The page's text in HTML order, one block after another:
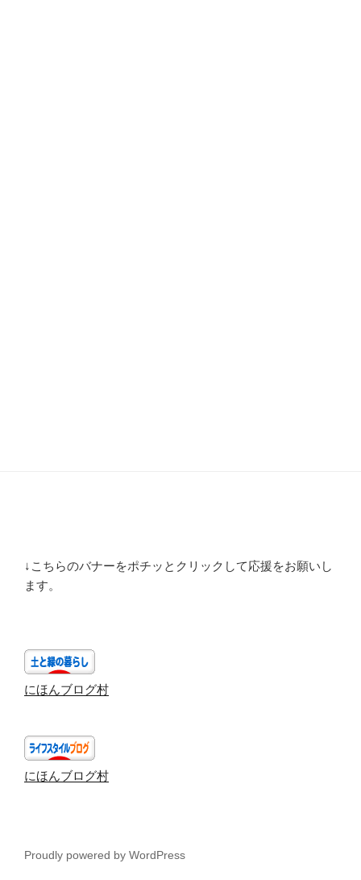
↓こちらのバナーをポチッとクリックして応援をお願いし
ます。
にほんブログ村
にほんブログ村
Proudly powered by WordPress